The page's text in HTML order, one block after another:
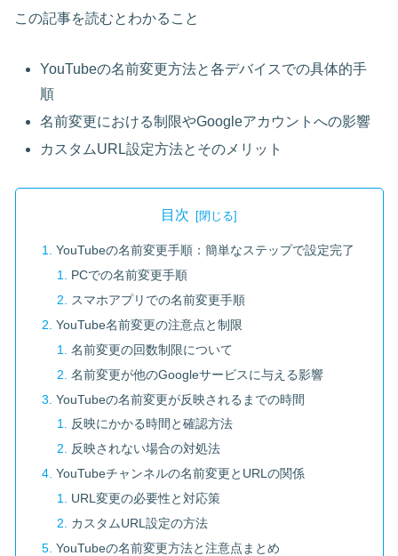
この記事を読むとわかること
YouTubeの名前変更方法と各デバイスでの具体的手
順
名前変更における制限やGoogleアカウントへの影響
カスタムURL設定方法とそのメリット
目次
YouTubeの名前変更手順：簡単なステップで設定完了
PCでの名前変更手順
スマホアプリでの名前変更手順
YouTube名前変更の注意点と制限
名前変更の回数制限について
名前変更が他のGoogleサービスに与える影響
YouTubeの名前変更が反映されるまでの時間
反映にかかる時間と確認方法
反映されない場合の対処法
YouTubeチャンネルの名前変更とURLの関係
URL変更の必要性と対応策
カスタムURL設定の方法
YouTubeの名前変更方法と注意点まとめ